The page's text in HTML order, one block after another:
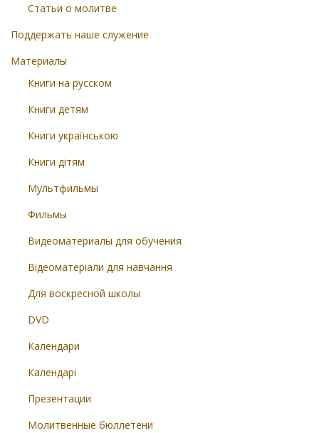
Статьи о молитве
Поддержать наше служение
Материалы
Книги на русском
Книги детям
Книги українською
Книги дітям
Мультфильмы
Фильмы
Видеоматериалы для обучения
Відеоматеріали для навчання
Для воскресной школы
DVD
Календари
Календарі
Презентации
Молитвенные бюллетени